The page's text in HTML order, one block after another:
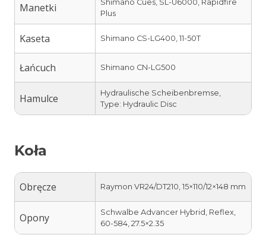
Manetki
Shimano Cues, SL-U6000, Rapidfire
Plus
Kaseta Shimano CS-LG400, 11-50T
Łańcuch Shimano CN-LG500
Hamulce
Hydraulische Scheibenbremse,
Type: Hydraulic Disc
Koła
Obręcze Raymon VR24/DT210, 15×110/12×148 mm
Opony
Schwalbe Advancer Hybrid, Reflex,
60-584, 27.5×2.35